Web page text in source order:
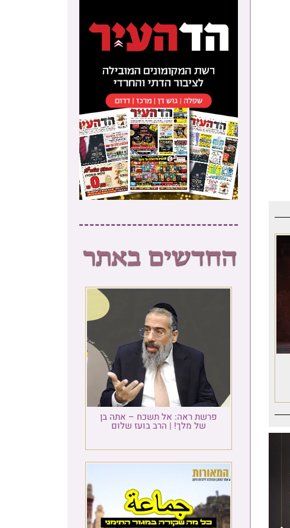
פרשת ראה: אל תשכח – אתה בן
של מלך! | הרב בועז שלום